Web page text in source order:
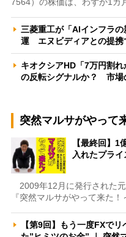
三菱重工が「AIインフラ
運 エヌビディアとの提
キオクシアHD「7万円割
の反転シグナルか？ 市
突然マルサがやって
【最終回】1
入れたプラ
2009年12月に発行された
『突然マルサがやって来た
【第9回】もう一度FXで